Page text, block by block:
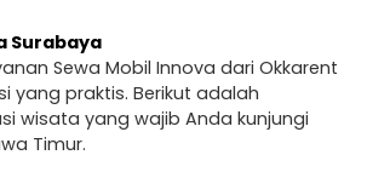
Surabaya
Sewa Mobil Innova dari Okkarent
yang praktis. Berikut adalah
wisata yang wajib Anda kunjungi
Timur.